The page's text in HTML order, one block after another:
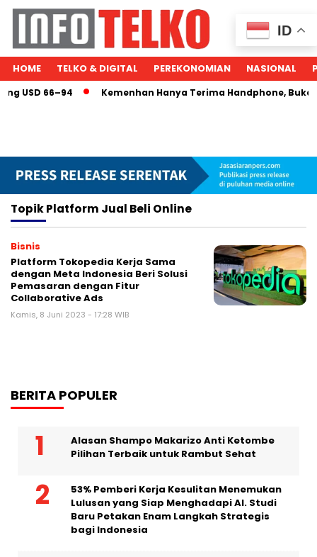
HOME TELKO & DIGITAL PEREKONOMIAN NASIONAL
USD 66–94 Kemenhan Hanya Terima Handphone,
TopikPlatform Jual Beli Online
Bisnis
Platform Tokopedia Kerja Sama
dengan Meta Indonesia Beri Solusi
Pemasaran dengan Fitur
Collaborative Ads
Kamis, 8 Juni 2023 - 17:28 WIB
BERITA POPULER
Alasan Shampo Makarizo Anti Ketombe
Pilihan Terbaik untuk Rambut Sehat
53% Pemberi Kerja Kesulitan Menemukan
Lulusan yang Siap Menghadapi AI. Studi
Baru Petakan Enam Langkah Strategis
bagi Indonesia
ID